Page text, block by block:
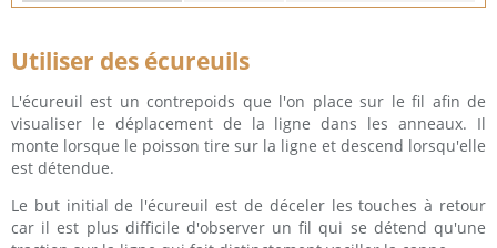
Utiliser des écureuils
L'écureuil est un contrepoids que l'on place sur le fil afin de
visualiser le déplacement de la ligne dans les anneaux. Il
monte lorsque le poisson tire sur la ligne et descend lorsqu'elle
est détendue.
Le but initial de l'écureuil est de déceler les touches à retour
car il est plus difficile d'observer un fil qui se détend qu'une